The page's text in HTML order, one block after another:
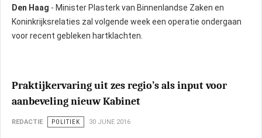
Den Haag - Minister Plasterk van Binnenlandse Zaken en
Koninkrijksrelaties zal volgende week een operatie ondergaan
voor recent gebleken hartklachten.
Praktijkervaring uit zes regio’s als input voor
aanbeveling nieuw Kabinet
REDACTIE POLITIEK 30 JUNE 2016